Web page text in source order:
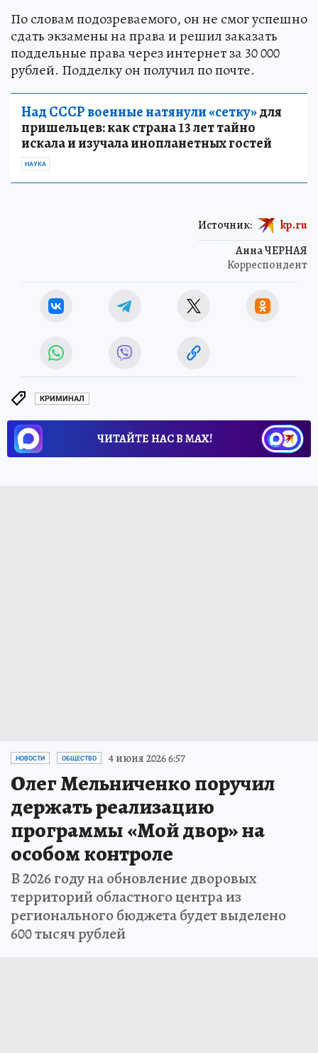
По словам подозреваемого, он не смог успешно
сдать экзамены на права и решил заказать
поддельные права через интернет за 30 000
рублей. Подделку он получил по почте.
Над СССР военные натянули «сетку»для
пришельцев: как страна 13 лет тайно
искала и изучала инопланетных гостей
НАУКА
Анна ЧЕРНАЯ
Корреспондент
Источник: kp.ru
КРИМИНАЛ
ЧИТАЙТЕ НАС В МАХ!
НОВОСТИ ОБЩЕСТВО 4 июня 2026 6:57
Олег Мельниченко поручил
держать реализацию
программы «Мой двор» на
особом контроле
В 2026 году на обновление дворовых
территорий областного центра из
регионального бюджета будет выделено
600 тысяч рублей